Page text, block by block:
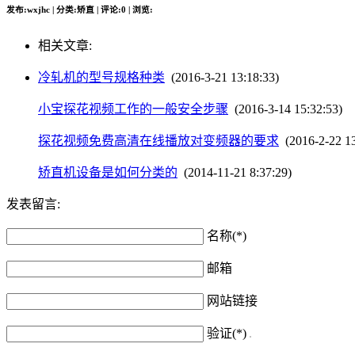
发布:wxjhc | 分类:矫直 | 评论:0 | 浏览:
相关文章:
冷轧机的型号规格种类 (2016-3-21 13:18:33)
小宝探花视频工作的一般安全步骤 (2016-3-14 15:32:53)
探花视频免费高清在线播放对变频器的要求 (2016-2-22
矫直机设备是如何分类的 (2014-11-21 8:37:29)
发表留言:
名称(*)
邮箱
网站链接
验证(*)